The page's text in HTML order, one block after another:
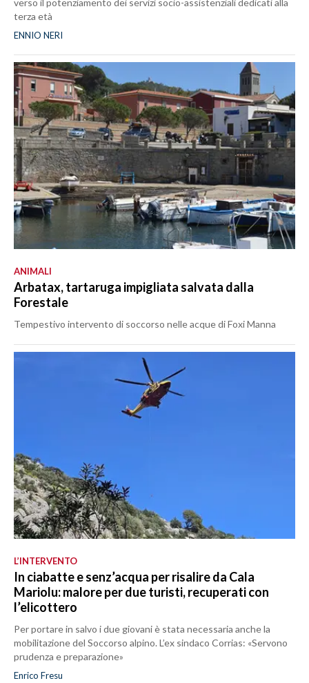
verso il potenziamento dei servizi socio-assistenziali dedicati alla
terza età
ENNIO NERI
ANIMALI
Arbatax, tartaruga impigliata salvata dalla
Forestale
Tempestivo intervento di soccorso nelle acque di Foxi Manna
L’INTERVENTO
In ciabatte e senz’acqua per risalire da Cala
Mariolu: malore per due turisti, recuperati con
l’elicottero
Per portare in salvo i due giovani è stata necessaria anche la
mobilitazione del Soccorso alpino. L’ex sindaco Corrias: «Servono
prudenza e preparazione»
Enrico Fresu